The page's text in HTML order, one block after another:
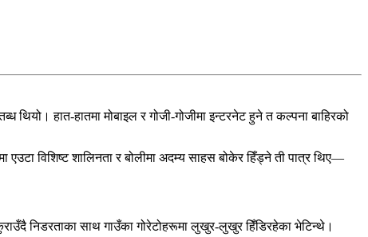
हात-हातमा मोबाइल र गोजी-गोजीमा इन्टरनेट हुने त कल्पना बाहिरको
एउटा विशिष्ट शालिनता र बोलीमा अदम्य साहस बोकेर हिँड्ने ती पात्र थिए—
निडरताका साथ गाउँका गोरेटोहरूमा लुखुर-लुखुर हिँडिरहेका भेटिन्थे।